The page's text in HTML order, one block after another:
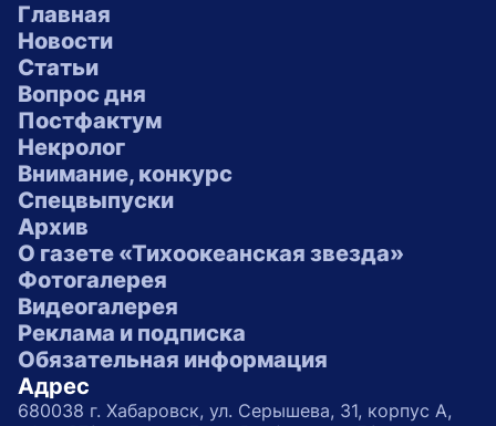
Главная
Новости
Статьи
Вопрос дня
Постфактум
Некролог
Внимание, конкурс
Спецвыпуски
Архив
О газете «Тихоокеанская звезда»
Фотогалерея
Видеогалерея
Реклама и подписка
Обязательная информация
Адрес
680038 г. Хабаровск, ул. Серышева, 31, корпус А,